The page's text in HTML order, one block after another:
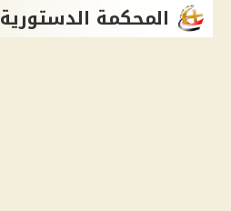
المحكمة الدستورية